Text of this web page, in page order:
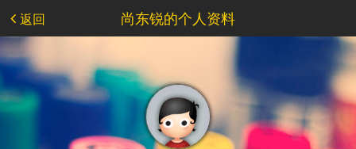
返回 尚东锐的个人资料